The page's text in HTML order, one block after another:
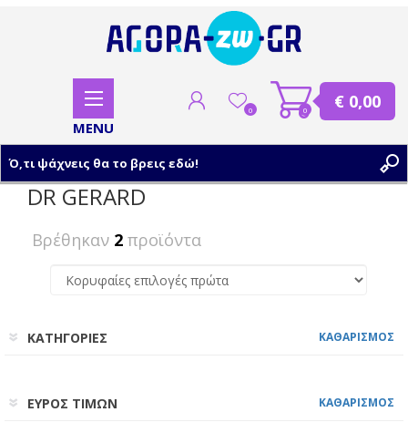
ΣΥΝΔΕΣΗ
0 0 € 0,00
DR GERARD
Βρέθηκαν 2 προϊόντα
ΚΑΤΗΓΟΡΙΕΣ ΚΑΘΑΡΙΣΜΟΣ
ΕΥΡΟΣ ΤΙΜΩΝ ΚΑΘΑΡΙΣΜΟΣ